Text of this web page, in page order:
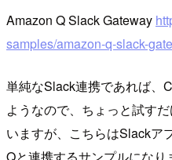
Amazon Q Slack Gateway
samples/amazon-q-slack-
単純なSlack連携であれば、
ようなので、ちょっと試す
いますが、こちらはSlackア
Qと連携するサンプルにな